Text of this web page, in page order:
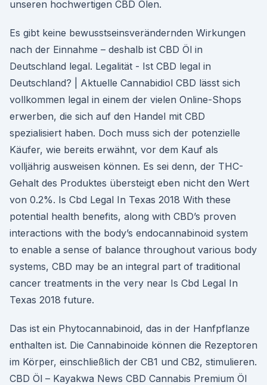
unseren hochwertigen CBD Ölen.
Es gibt keine bewusstseinsverändernden Wirkungen
nach der Einnahme – deshalb ist CBD Öl in
Deutschland legal. Legalität - Ist CBD legal in
Deutschland? | Aktuelle Cannabidiol CBD lässt sich
vollkommen legal in einem der vielen Online-Shops
erwerben, die sich auf den Handel mit CBD
spezialisiert haben. Doch muss sich der potenzielle
Käufer, wie bereits erwähnt, vor dem Kauf als
volljährig ausweisen können. Es sei denn, der THC-
Gehalt des Produktes übersteigt eben nicht den Wert
von 0.2%. Is Cbd Legal In Texas 2018 With these
potential health benefits, along with CBD’s proven
interactions with the body’s endocannabinoid system
to enable a sense of balance throughout various body
systems, CBD may be an integral part of traditional
cancer treatments in the very near Is Cbd Legal In
Texas 2018 future.
Das ist ein Phytocannabinoid, das in der Hanfpflanze
enthalten ist. Die Cannabinoide können die Rezeptoren
im Körper, einschließlich der CB1 und CB2, stimulieren.
CBD Öl – Kayakwa News CBD Cannabis Premium Öl